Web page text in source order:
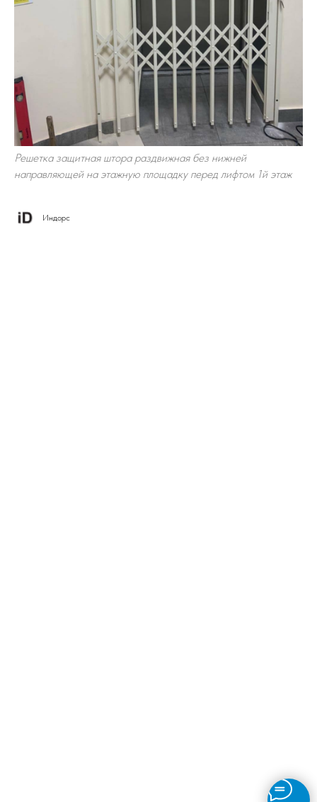
Решетка защитная штора раздвижная без нижней
направляющей на этажную площадку перед лифтом 1й этаж
Индорс